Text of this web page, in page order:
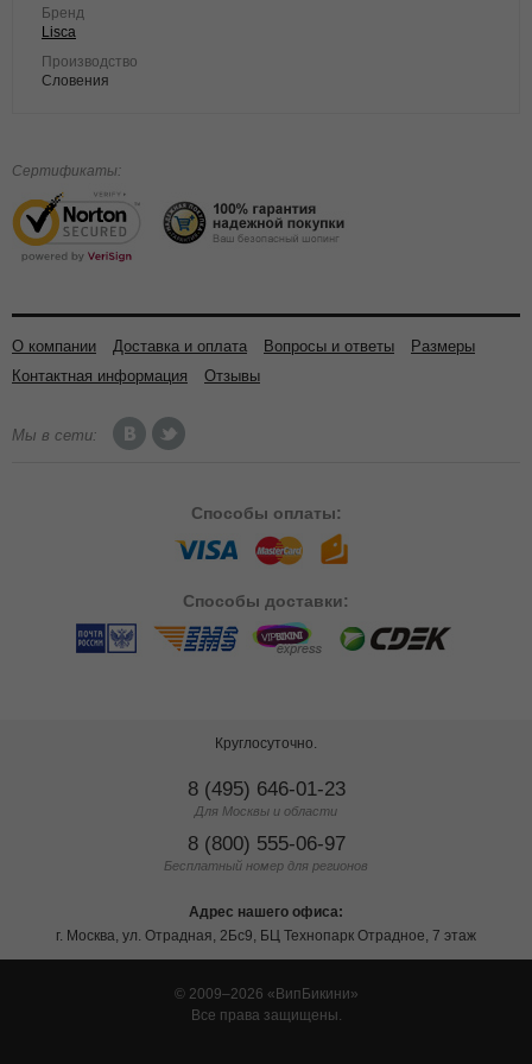
Бренд
Lisca
Производство
Словения
Сертификаты:
О компании Доставка и оплата Вопросы и ответы
Размеры
Контактная информация
Отзывы
Мы в сети:
Способы оплаты:
Способы доставки:
Круглосуточно.
8 (495) 646-01-23
Для Москвы и области
8 (800) 555-06-97
Бесплатный номер для регионов
Адрес нашего офиса:
г. Москва, ул. Отрадная, 2Бс9, БЦ Технопарк Отрадное, 7 этаж
© 2009–2026
ВипБикини
Все права защищены.